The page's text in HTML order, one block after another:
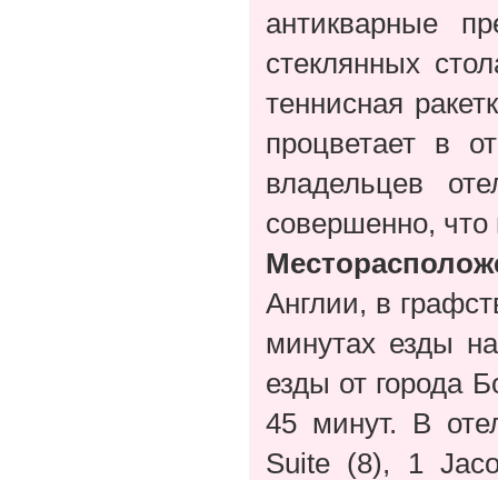
антикварные
стеклянных
теннисная
процветает в
владельцев
совершенно,
Англии, в
минутах езды
езды от города
45 минут. В
Suite (8), 1